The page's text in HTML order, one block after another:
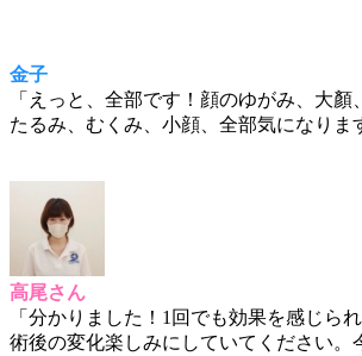
金子
「えっと、全部です！顔のゆがみ、大顏
たるみ、むくみ、小顔、全部気になりま
高尾さん
「分かりました！1回でも効果を感じら
術後の変化楽しみにしていてください。